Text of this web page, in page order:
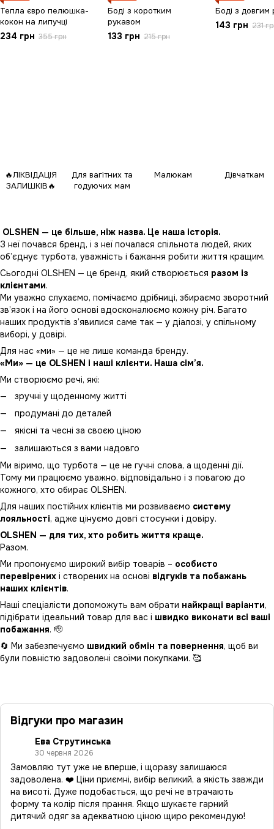
Тепла євро пелюшка-
кокон на липучці
234 грн 355 грн
Боді з коротким
рукавом
133 грн 215 грн
Боді з довгим
143 грн 231
🔥ЛІКВІДАЦІЯ
ЗАЛИШКІВ🔥
Для вагітних та
годуючих мам
Малюкам Дівчаткам
OLSHEN — це більше, ніж назва. Це наша історія.
З неї почався бренд, і з неї почалася спільнота людей, яких
об’єднує турбота, уважність і бажання робити життя кращим.
Сьогодні OLSHEN — це бренд, який створюється разом із
клієнтами.
Ми уважно слухаємо, помічаємо дрібниці, збираємо зворотний
зв’язок і на його основі вдосконалюємо кожну річ. Багато
наших продуктів з’явилися саме так — у діалозі, у спільному
виборі, у довірі.
Для нас «ми» — це не лише команда бренду.
«Ми» — це OLSHEN і наші клієнти. Наша сім’я.
Ми створюємо речі, які:
зручні у щоденному житті
продумані до деталей
якісні та чесні за своєю ціною
залишаються з вами надовго
Ми віримо, що турбота — це не гучні слова, а щоденні дії.
Тому ми працюємо уважно, відповідально і з повагою до
кожного, хто обирає OLSHEN.
Для наших постійних клієнтів ми розвиваємо систему
лояльності, адже цінуємо довгі стосунки і довіру.
OLSHEN — для тих, хто робить життя краще.
Разом.
Ми пропонуємо широкий вибір товарів – особисто
перевірених і створених на основі відгуків та побажань
наших клієнтів.
Наші спеціалісти допоможуть вам обрати найкращі варіанти,
підібрати ідеальний товар для вас і швидко виконати всі ваші
побажання. 🫡
🔄 Ми забезпечуємо швидкий обмін та повернення, щоб ви
були повністю задоволені своїми покупками. 🥰
Відгуки про магазин
Ева Струтинська
30 червня 2026
Замовляю тут уже не вперше, і щоразу залишаюся
задоволена. ❤️ Ціни приємні, вибір великий, а якість завжди
на висоті. Дуже подобається, що речі не втрачають
форму та колір після прання. Якщо шукаєте гарний
дитячий одяг за адекватною ціною щиро рекомендую!